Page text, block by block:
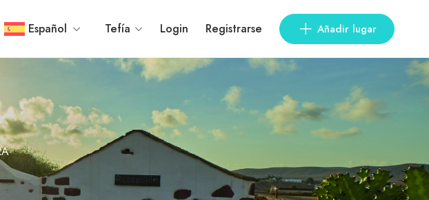
Español Tefía Login Registrarse Añadir lugar